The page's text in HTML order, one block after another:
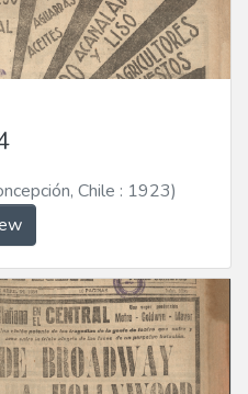
Chile : 1923)